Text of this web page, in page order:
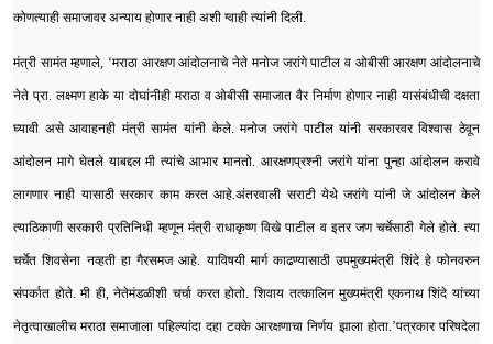
कोणत्याही समाजावर अन्याय होणार नाही अशी ग्वाही त्यांनी दिली.
मंत्री सामंत म्हणाले, ‘मराठा आरक्षण आंदोलनाचे नेते मनोज जरांगे पाटील व ओबीसी आरक्षण आंदोलनाचे
नेते प्रा. लक्ष्मण हाके या दोघांनीही मराठा व ओबीसी समाजात वैर निर्माण होणार नाही यासंबंधीची दक्षता
घ्यावी असे आवाहनही मंत्री सामंत यांनी केले. मनोज जरांगे पाटील यांनी सरकारवर विश्वास ठेवून
आंदोलन मागे घेतले याबद्दल मी त्यांचे आभार मानतो. आरक्षणप्रश्नी जरांगे यांना पुन्हा आंदोलन करावे
लागणार नाही यासाठी सरकार काम करत आहे.अंतरवाली सराटी येथे जरांगे यांनी जे आंदोलन केले
त्याठिकाणी सरकारी प्रतिनिधी म्हणून मंत्री राधाकृष्ण विखे पाटील व इतर जण चर्चेसाठी गेले होते. त्या
चर्चेत शिवसेना नव्हती हा गैरसमज आहे. याविषयी मार्ग काढण्यासाठी उपमुख्यमंत्री शिंदे हे फोनवरुन
संपर्कात होते. मी ही, नेतेमंडळीशी चर्चा करत होतो. शिवाय तत्कालिन मुख्यमंत्री एकनाथ शिंदे यांच्या
नेतृत्वाखालीच मराठा समाजाला पहिल्यांदा दहा टक्के आरक्षणाचा निर्णय झाला होता.’पत्रकार परिषदेला